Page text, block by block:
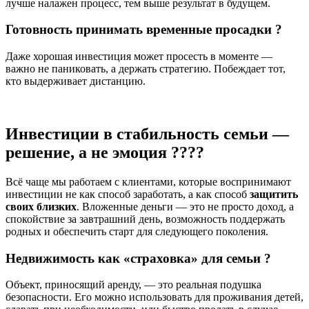
лучше налажен процесс, тем выше результат в будущем.
Готовность принимать временные просадки ?
Даже хорошая инвестиция может просесть в моменте —
важно не паниковать, а держать стратегию. Побеждает тот,
кто выдерживает дистанцию.
Инвестиции в стабильность семьи —
решение, а не эмоция ?‍?‍?‍?
Всё чаще мы работаем с клиентами, которые воспринимают
инвестиции не как способ заработать, а как способ защитить
своих близких. Вложенные деньги — это не просто доход, а
спокойствие за завтрашний день, возможность поддержать
родных и обеспечить старт для следующего поколения.
Недвижимость как «страховка» для семьи ?️
Объект, приносящий аренду, — это реальная подушка
безопасности. Его можно использовать для проживания детей,